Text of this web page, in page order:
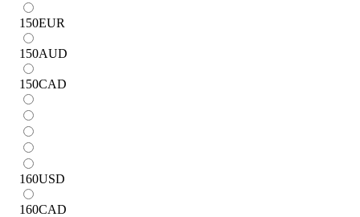
150EUR
150AUD
150CAD
160USD
160CAD